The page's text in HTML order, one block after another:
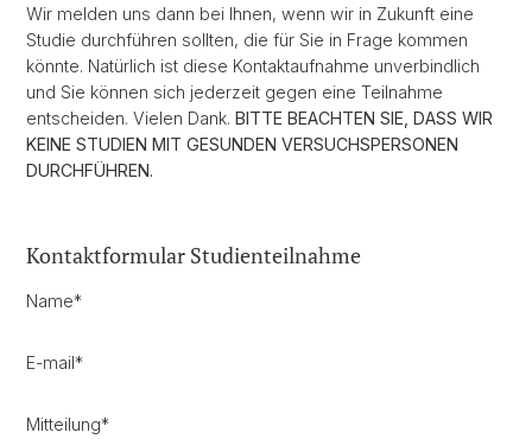
Wir melden uns dann bei Ihnen, wenn wir in Zukunft eine
Studie durchführen sollten, die für Sie in Frage kommen
könnte. Natürlich ist diese Kontaktaufnahme unverbindlich
und Sie können sich jederzeit gegen eine Teilnahme
entscheiden. Vielen Dank. BITTE BEACHTEN SIE, DASS WIR
KEINE STUDIEN MIT GESUNDEN VERSUCHSPERSONEN
DURCHFÜHREN.
Kontaktformular Studienteilnahme
Name*
E-mail*
Mitteilung*